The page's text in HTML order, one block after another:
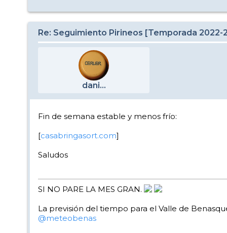
Re: Seguimiento Pirineos [Temporada 2022-
dani...
Fin de semana estable y menos frío:
[casabringasort.com]
Saludos
SI NO PARE LA MES GRAN.
La previsión del tiempo para el Valle de
@meteobenas